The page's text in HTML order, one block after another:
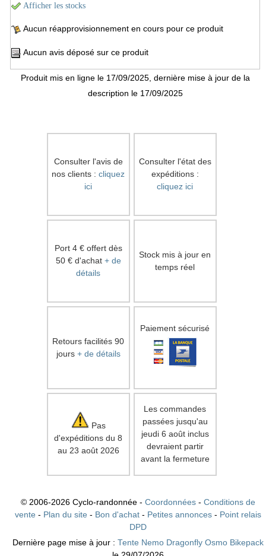
Afficher les stocks
Aucun réapprovisionnement en cours pour ce produit
Aucun avis déposé sur ce produit
Produit mis en ligne le 17/09/2025, dernière mise à jour de la
description le 17/09/2025
Consulter l'avis de
nos clients : cliquez
ici
Consulter l'état des
expéditions :
cliquez ici
Port 4 € offert dès
50 € d'achat + de
détails
Stock mis à jour en
temps réel
Retours facilités 90
jours + de détails
Paiement sécurisé
Pas
d'expéditions du 8
au 23 août 2026
Les commandes
passées jusqu'au
jeudi 6 août inclus
devraient partir
avant la fermeture
© 2006-2026 Cyclo-randonnée -Coordonnées -Conditions de
vente - Plan du site - Bon d'achat - Petites annonces - Point relais
DPD
Dernière page mise à jour :Tente Nemo Dragonfly Osmo Bikepack